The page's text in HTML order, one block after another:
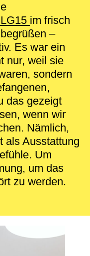
LG15 im frisch
–
Es war ein
nur, weil sie
sondern
das gezeigt
wenn wir
Nämlich,
als Ausstattung
Um
um das
zu werden.